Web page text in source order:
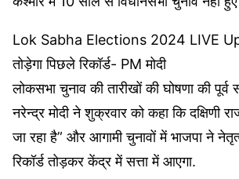
Lok Sabha Elections 2024 LIVE
तोड़ेगा पिछले रिकॉर्ड- PM मोदी
लोकसभा चुनाव की तारीखों की घोषणा की पूर्व
नरेन्द्र मोदी ने शुक्रवार को कहा कि दक्षिणी
जा रहा है” और आगामी चुनावों में भाजपा ने
रिकॉर्ड तोड़कर केंद्र में सत्ता में आएगा.